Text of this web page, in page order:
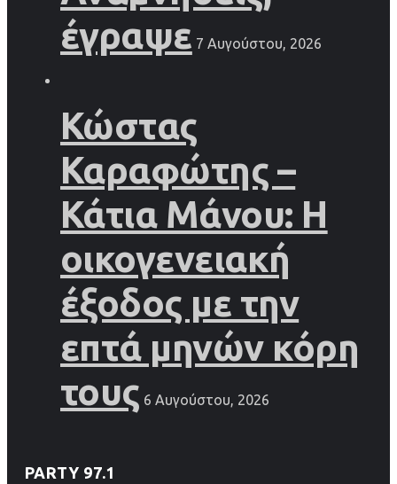
έγραψε 7 Αυγούστου, 2026
Κώστας
Καραφώτης –
Κάτια Μάνου: Η
οικογενειακή
έξοδος με την
επτά μηνών κόρη
τους 6 Αυγούστου, 2026
PARTY 97.1